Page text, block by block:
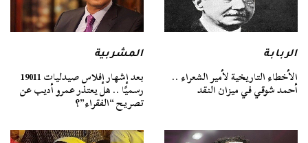
الربابة
الأخطاء التاريخية لأمير الشعراء ..
أحمد شوقي في ميزان النقد
المشربية
بعد إشهار إفلاس صيدليات 19011
رسميًا .. هل يعتذر عمرو أديب عن
تصريح “الفقراء”؟